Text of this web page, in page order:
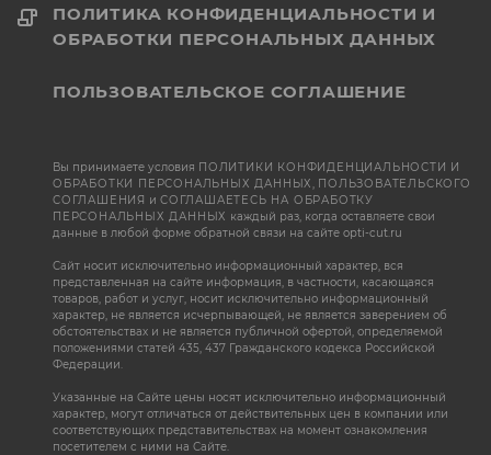
ПОЛИТИКА КОНФИДЕНЦИАЛЬНОСТИ И
ОБРАБОТКИ ПЕРСОНАЛЬНЫХ ДАННЫХ
ПОЛЬЗОВАТЕЛЬСКОЕ СОГЛАШЕНИЕ
Вы принимаете условия ПОЛИТИКИ КОНФИДЕНЦИАЛЬНОСТИ И
ОБРАБОТКИ ПЕРСОНАЛЬНЫХ ДАННЫХ, ПОЛЬЗОВАТЕЛЬСКОГО
СОГЛАШЕНИЯ иСОГЛАШАЕТЕСЬ НА ОБРАБОТКУ
ПЕРСОНАЛЬНЫХ ДАННЫХ каждый раз, когда оставляете свои
данные в любой форме обратной связи на сайте opti-cut.ru
Сайт носит исключительно информационный характер, вся
представленная на сайте информация, в частности, касающаяся
товаров, работ и услуг, носит исключительно информационный
характер, не является исчерпывающей, не является заверением об
обстоятельствах и не является публичной офертой, определяемой
положениями статей 435, 437 Гражданского кодекса Российской
Федерации.
Указанные на Сайте цены носят исключительно информационный
характер, могут отличаться от действительных цен в компании или
соответствующих представительствах на момент ознакомления
посетителем с ними на Сайте.